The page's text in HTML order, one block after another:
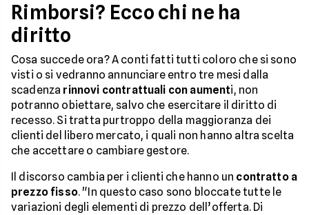
Rimborsi? Ecco chi ne ha
diritto
Cosa succede ora? A conti fatti tutti coloro che si sono
visti o si vedranno annunciare entro tre mesi dalla
scadenza rinnovi contrattuali con aumenti, non
potranno obiettare, salvo che esercitare il diritto di
recesso. Si tratta purtroppo della maggioranza dei
clienti del libero mercato, i quali non hanno altra scelta
che accettare o cambiare gestore.
Il discorso cambia per i clienti che hanno un contratto a
prezzo fisso. "In questo caso sono bloccate tutte le
variazioni degli elementi di prezzo dell’offerta. Di